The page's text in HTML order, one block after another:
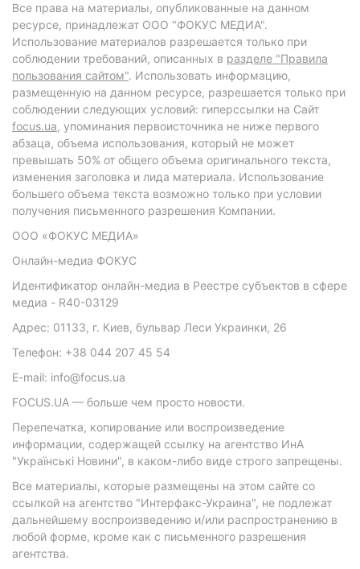
Все права на материалы, опубликованные на данном
ресурсе, принадлежат ООО "ФОКУС МЕДИА".
Использование материалов разрешается только при
соблюдении требований, описанных в разделе "Правила
пользования сайтом". Использовать информацию,
размещенную на данном ресурсе, разрешается только при
соблюдении следующих условий: гиперссылки на Сайт
focus.ua, упоминания первоисточника не ниже первого
абзаца, объема использования, который не может
превышать 50% от общего объема оригинального текста,
изменения заголовка и лида материала. Использование
большего объема текста возможно только при условии
получения письменного разрешения Компании.
ООО «ФОКУС МЕДИА»
Онлайн-медиа ФОКУС
Идентификатор онлайн-медиа в Реестре субъектов в сфере
медиа - R40-03129
Адрес: 01133, г. Киев, бульвар Леси Украинки, 26
Телефон: +38 044 207 45 54
E-mail: info@focus.ua
FOCUS.UA — больше чем просто новости.
Перепечатка, копирование или воспроизведение
информации, содержащей ссылку на агентство ИнА
"Українські Новини", в каком-либо виде строго запрещены.
Все материалы, которые размещены на этом сайте со
ссылкой на агентство "Интерфакс-Украина", не подлежат
дальнейшему воспроизведению и/или распространению в
любой форме, кроме как с письменного разрешения
агентства.